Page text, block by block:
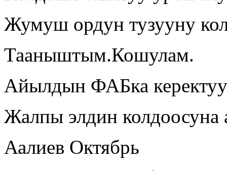
Жумуш ордун тузууну
Тааныштым.Кошулам.
Айылдын ФАБка
Жалпы элдин
Аалиев Октябрь